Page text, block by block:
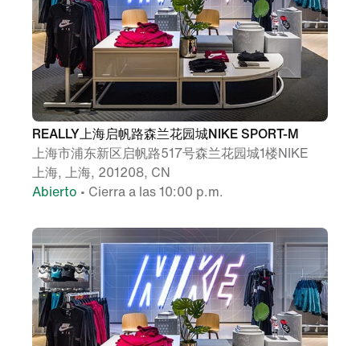
REALLY上海启帆路森兰花园城NIKE SPORT-M
上海市浦东新区启帆路517号森兰花园城1楼NIKE
上海, 上海, 201208, CN
Abierto • Cierra a las 10:00 p.m.